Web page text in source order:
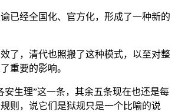
已经全国化、官方化，形成了一种新的
了，清代也照搬了这种模式，以至对整
重要的影响。
安生理”这一条，其余五条现在也还是每
则，说它们是狱规只是一个比喻的说